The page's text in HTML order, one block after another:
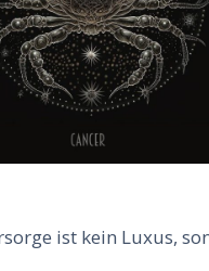
ist kein Luxus,